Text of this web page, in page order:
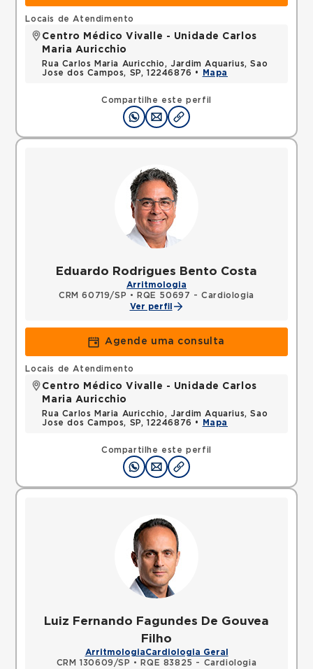
Compartilhe este perfil
Locais de Atendimento
Centro Médico Vivalle - Unidade Carlos
Maria Auricchio
Rua Carlos Maria Auricchio, Jardim Aquarius, Sao
Jose dos Campos, SP, 12246876 •
Mapa
Eduardo Rodrigues Bento Costa
Arritmologia
CRM 60719/SP •
RQE 50697 - Cardiologia
Ver perfil
Agende uma consulta
Compartilhe este perfil
Locais de Atendimento
Centro Médico Vivalle - Unidade Carlos
Maria Auricchio
Rua Carlos Maria Auricchio, Jardim Aquarius, Sao
Jose dos Campos, SP, 12246876 •
Mapa
Luiz Fernando Fagundes De Gouvea
Filho
ArritmologiaCardiologia Geral
CRM 130609/SP •
RQE 83825 - Cardiologia